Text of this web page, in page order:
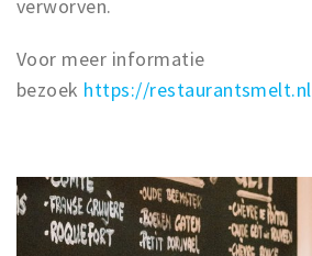
verworven.
Voor meer informatie
bezoek https://restaurantsmelt.nl